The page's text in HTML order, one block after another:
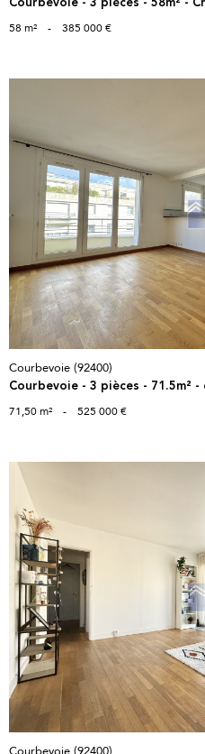
58 m² - 385 000 €
Courbevoie (92400)
Courbevoie - 3 pièces - 71.5m²
71,50 m² - 525 000 €